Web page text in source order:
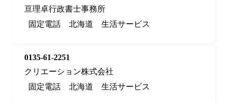
亘理卓行政書士事務所
固定電話
北海道 生活サービス
0135-61-2251
クリエーション株式会社
固定電話
北海道 生活サービス